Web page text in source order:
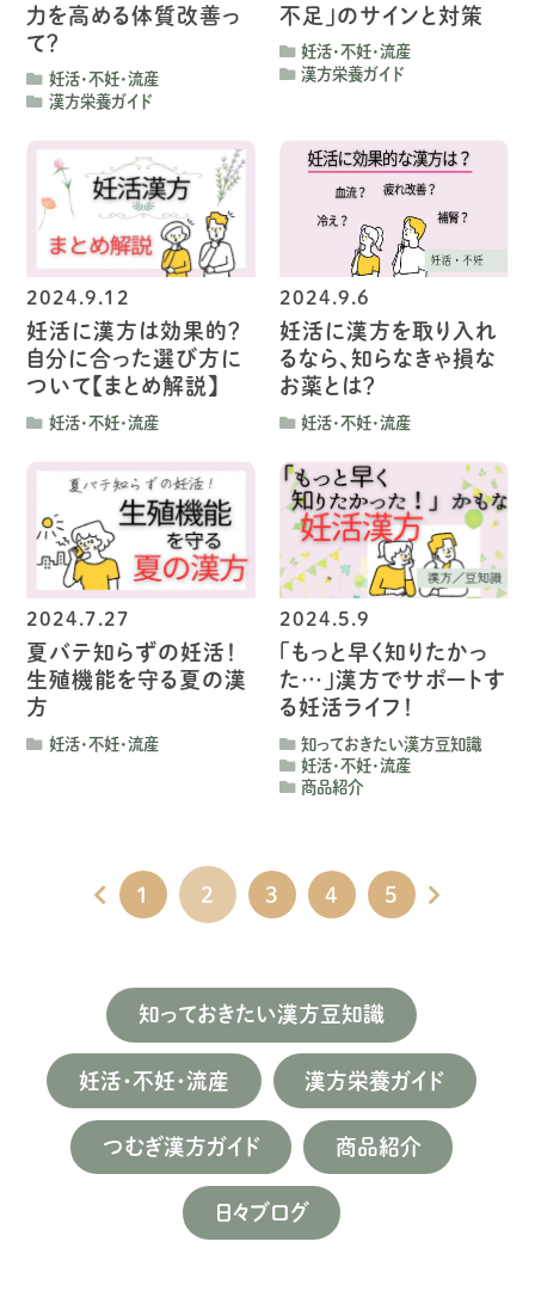
力を高める体質改善っ
て？
妊活・不妊・流産
漢方栄養ガイド
不足」のサインと対策
妊活・不妊・流産
漢方栄養ガイド
2024.9.12
妊活に漢方は効果的？
自分に合った選び方に
ついて【まとめ解説】
妊活・不妊・流産
2024.9.6
妊活に漢方を取り入れ
るなら、知らなきゃ損な
お薬とは？
妊活・不妊・流産
2024.7.27
夏バテ知らずの妊活！
生殖機能を守る夏の漢
方
妊活・不妊・流産
2024.5.9
「もっと早く知りたかっ
た…」漢方でサポートす
る妊活ライフ！
知っておきたい漢方豆知識
妊活・不妊・流産
商品紹介
1 2 3 4 5
知っておきたい漢方豆知識
妊活・不妊・流産 漢方栄養ガイド
つむぎ漢方ガイド 商品紹介
日々ブログ